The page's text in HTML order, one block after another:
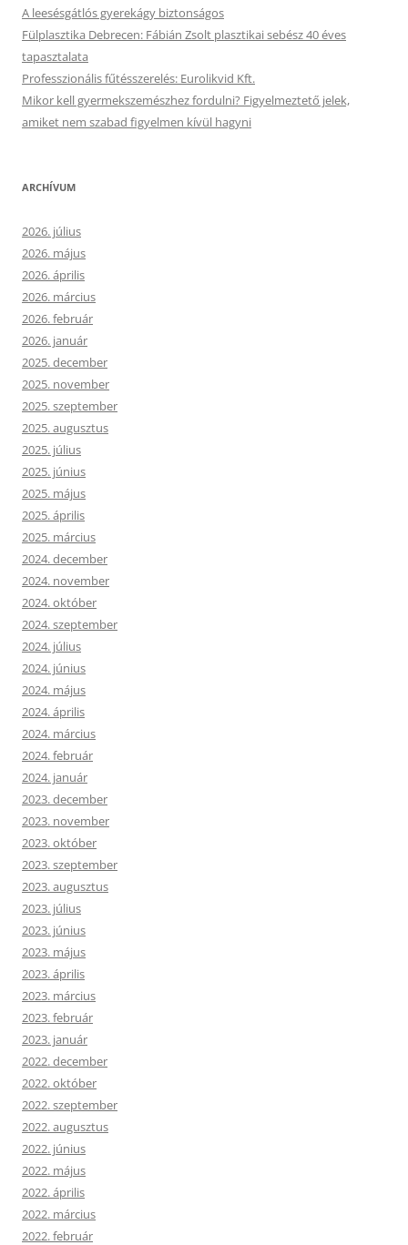
A leesésgátlós gyerekágy biztonságos
Fülplasztika Debrecen: Fábián Zsolt plasztikai sebész 40 éves
tapasztalata
Professzionális fűtésszerelés: Eurolikvid Kft.
Mikor kell gyermekszemészhez fordulni? Figyelmeztető jelek,
amiket nem szabad figyelmen kívül hagyni
ARCHÍVUM
2026. július
2026. május
2026. április
2026. március
2026. február
2026. január
2025. december
2025. november
2025. szeptember
2025. augusztus
2025. július
2025. június
2025. május
2025. április
2025. március
2024. december
2024. november
2024. október
2024. szeptember
2024. július
2024. június
2024. május
2024. április
2024. március
2024. február
2024. január
2023. december
2023. november
2023. október
2023. szeptember
2023. augusztus
2023. július
2023. június
2023. május
2023. április
2023. március
2023. február
2023. január
2022. december
2022. október
2022. szeptember
2022. augusztus
2022. június
2022. május
2022. április
2022. március
2022. február